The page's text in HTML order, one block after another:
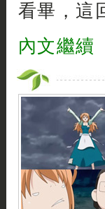
看畢，這
內文繼續